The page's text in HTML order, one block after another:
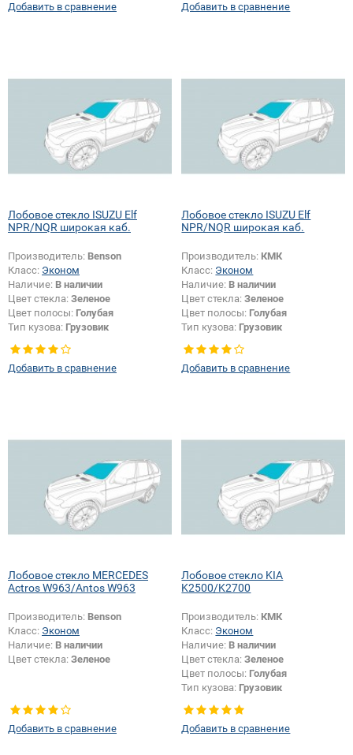
Добавить в сравнение Добавить в сравнение
Лобовое стекло ISUZU Elf
NPR/NQR широкая каб.
Производитель: Benson
Класс: Эконом
Наличие: В наличии
Цвет стекла: Зеленое
Цвет полосы: Голубая
Тип кузова: Грузовик
Добавить в сравнение
Лобовое стекло ISUZU Elf
NPR/NQR широкая каб.
Производитель: КМК
Класс: Эконом
Наличие: В наличии
Цвет стекла:Зеленое
Цвет полосы: Голубая
Тип кузова: Грузовик
Добавить в сравнение
Лобовое стекло MERCEDES
Actros W963/Antos W963
Производитель: Benson
Класс: Эконом
Наличие: В наличии
Цвет стекла: Зеленое
Добавить в сравнение
Лобовое стекло KIA
K2500/K2700
Производитель: КМК
Класс: Эконом
Наличие: В наличии
Цвет стекла:Зеленое
Цвет полосы: Голубая
Тип кузова: Грузовик
Добавить в сравнение